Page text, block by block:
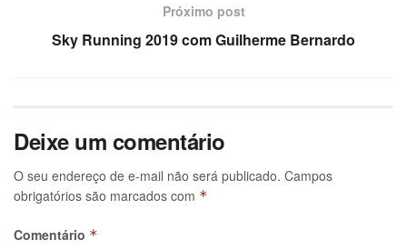
Próximo post
Sky Running 2019 com Guilherme Bernardo
Deixe um comentário
O seu endereço de e-mail não será publicado. Campos
obrigatórios são marcados com *
Comentário *